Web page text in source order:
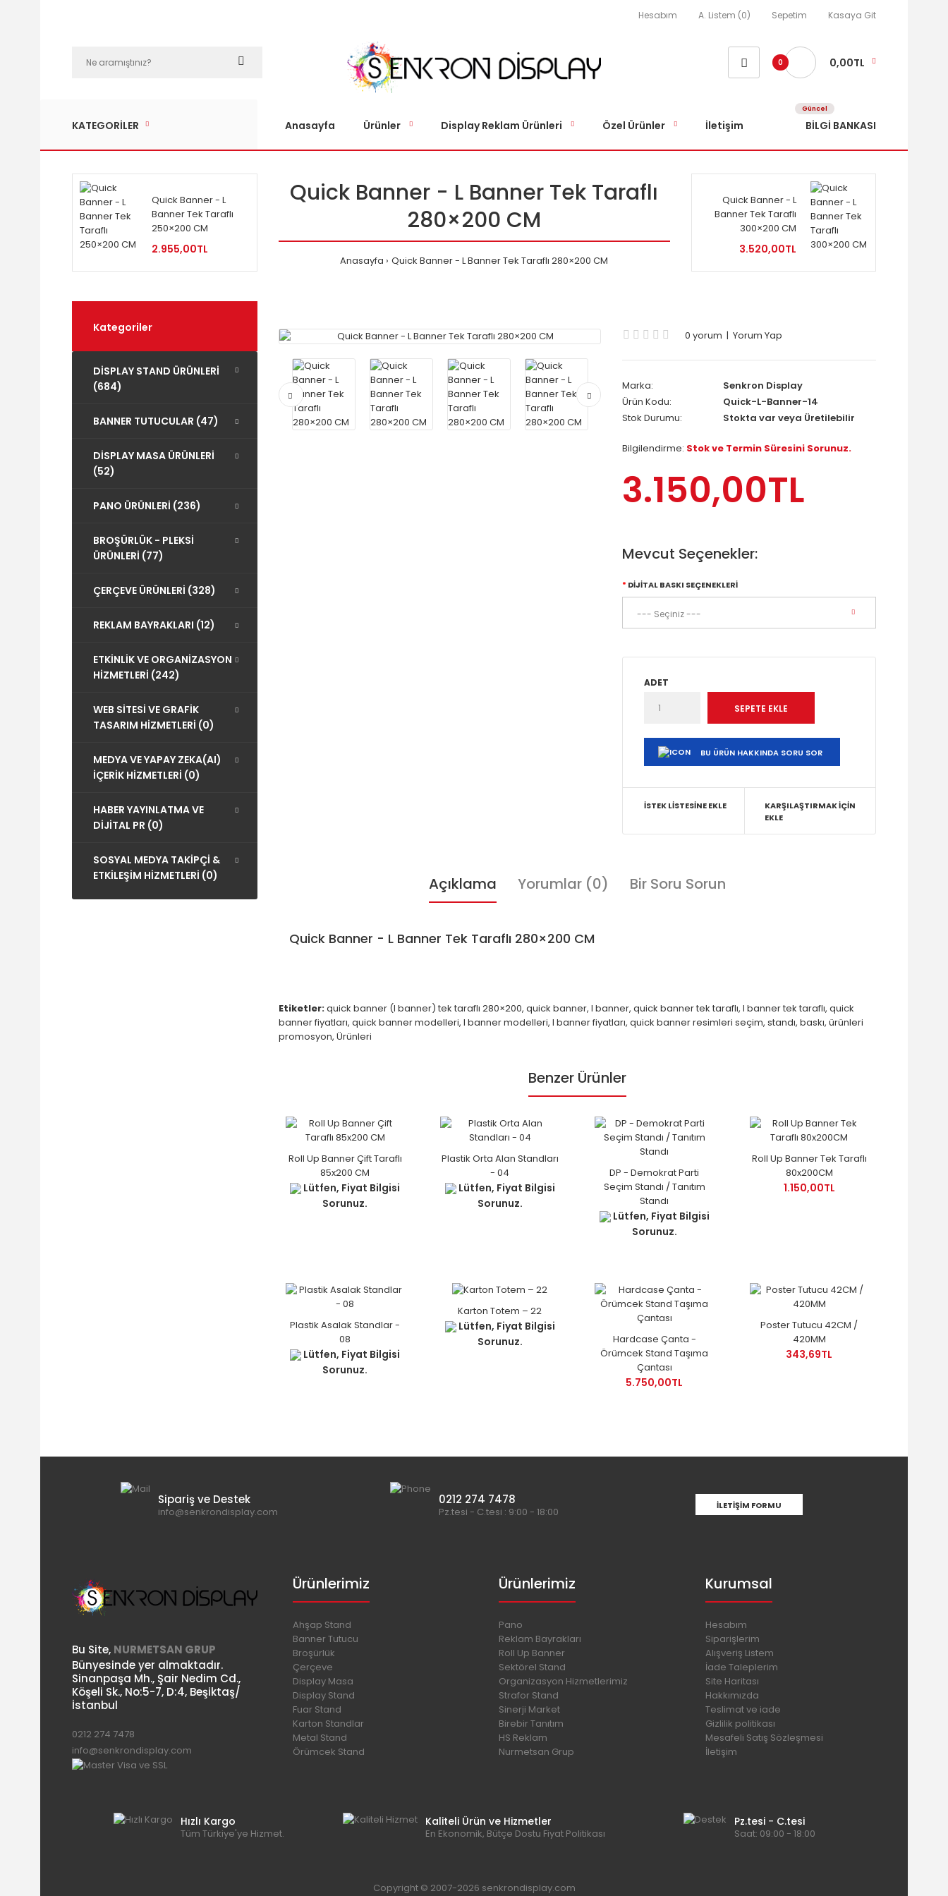
Hesabım A. Listem (0) Sepetim Kasaya Git
0 0,00TL
KATEGORİLER Anasayfa Ürünler Display Reklam Ürünleri Özel Ürünler İletişim BİLGİ BANKASI
Güncel
Quick Banner - L
Banner Tek Taraflı
250×200 CM
2.955,00TL
Quick Banner - L Banner Tek Taraflı
280×200 CM
Anasayfa Quick Banner - L Banner Tek Taraflı 280×200 CM
Quick Banner - L
Banner Tek Taraflı
300×200 CM
3.520,00TL
Kategoriler
DİSPLAY STAND ÜRÜNLERİ
(684)
BANNER TUTUCULAR (47)
DİSPLAY MASA ÜRÜNLERİ
(52)
PANO ÜRÜNLERİ (236)
BROŞÜRLÜK - PLEKSİ
ÜRÜNLERİ (77)
ÇERÇEVE ÜRÜNLERİ (328)
REKLAM BAYRAKLARI (12)
ETKİNLİK VE ORGANİZASYON
HİZMETLERİ (242)
WEB SİTESİ VE GRAFİK
TASARIM HİZMETLERİ (0)
MEDYA VE YAPAY ZEKA(AI)
İÇERİK HİZMETLERİ (0)
HABER YAYINLATMA VE
DİJİTAL PR (0)
SOSYAL MEDYA TAKİPÇİ &
ETKİLEŞİM HİZMETLERİ (0)
0 yorum | Yorum Yap
Marka:
Senkron Display
Ürün Kodu:
Quick-L-Banner-14
Stok Durumu:
Stokta var veya Üretilebilir
Bilgilendirme: Stok ve Termin Süresini Sorunuz.
3.150,00TL
Mevcut Seçenekler:
DİJİTAL BASKI SEÇENEKLERİ
ADET
BU ÜRÜN HAKKINDA SORU SOR
İSTEK LISTESINE EKLE
KARŞILAŞTIRMAK İÇIN
EKLE
Açıklama Yorumlar (0) Bir Soru Sorun
Quick Banner - L Banner Tek Taraflı 280×200 CM
Etiketler:quick banner (l banner) tek taraflı 280×200, quick banner, l banner, quick banner tek taraflı, l banner tek taraflı, quick
banner fiyatları, quick banner modelleri, l banner modelleri, l banner fiyatları, quick banner resimleri seçim, standı, baskı, ürünleri
promosyon, Ürünleri
Benzer Ürünler
Roll Up Banner Çift Taraflı
85x200 CM
Lütfen, Fiyat Bilgisi
Sorunuz.
Plastik Orta Alan Standları
- 04
Lütfen, Fiyat Bilgisi
Sorunuz.
DP - Demokrat Parti
Seçim Standı / Tanıtım
Standı
Lütfen, Fiyat Bilgisi
Sorunuz.
Roll Up Banner Tek Taraflı
80x200CM
1.150,00TL
Plastik Asalak Standlar -
08
Lütfen, Fiyat Bilgisi
Sorunuz.
Karton Totem – 22
Lütfen, Fiyat Bilgisi
Sorunuz.
Hardcase Çanta -
Örümcek Stand Taşıma
Çantası
5.750,00TL
Poster Tutucu 42CM /
420MM
343,69TL
Sipariş ve Destek
info@senkrondisplay.com
0212 274 7478
Pz.tesi - C.tesi : 9:00 - 18:00 İLETIŞIM FORMU
Bu Site, NURMETSAN GRUP
Bünyesinde yer almaktadır.
Sinanpaşa Mh., Şair Nedim Cd.,
Köşeli Sk., No:5-7, D:4, Beşiktaş/
İstanbul
0212 274 7478
info@senkrondisplay.com
Ürünlerimiz
Ahşap Stand
Banner Tutucu
Broşürlük
Çerçeve
Display Masa
Display Stand
Fuar Stand
Karton Standlar
Metal Stand
Örümcek Stand
Ürünlerimiz
Pano
Reklam Bayrakları
Roll Up Banner
Sektörel Stand
Organizasyon Hizmetlerimiz
Strafor Stand
Sinerji Market
Birebir Tanıtım
HS Reklam
Nurmetsan Grup
Kurumsal
Hesabım
Siparişlerim
Alışveriş Listem
İade Taleplerim
Site Haritası
Hakkımızda
Teslimat ve iade
Gizlilik politikası
Mesafeli Satış Sözleşmesi
İletişim
Hızlı Kargo
Tüm Türkiye'ye Hizmet.
Kaliteli Ürün ve Hizmetler
En Ekonomik, Bütçe Dostu Fiyat Politikası
Pz.tesi - C.tesi
Saat: 09:00 - 18:00
Copyright © 2007-2026 senkrondisplay.com